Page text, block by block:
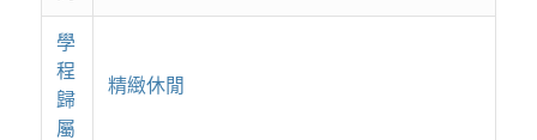
學
程
歸
屬
精緻休閒